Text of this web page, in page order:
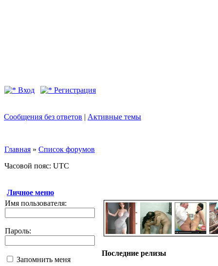
Вход Регистрация
Сообщения без ответов | Активные темы
Главная » Список форумов
Часовой пояс: UTC
Личное меню
Имя пользователя:
Пароль:
Запомнить меня
Последние релизы